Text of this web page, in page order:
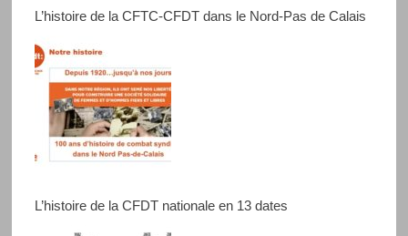
L’histoire de la CFTC-CFDT dans le Nord-Pas de Calais
L’histoire de la CFDT nationale en 13 dates